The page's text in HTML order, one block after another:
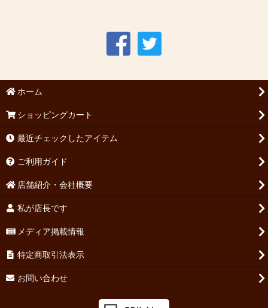
1950年のワイン
1953年のワイン
1956年のワイン(昭和31年・2026年に70歳・古希)メッセージ刻
印も可!
ホーム
ショッピングカート
最近チェックしたアイテム
ご利用ガイド
店舗紹介・会社概要
私が店長です
メディア掲載情報
特定商取引法表示
お問い合わせ